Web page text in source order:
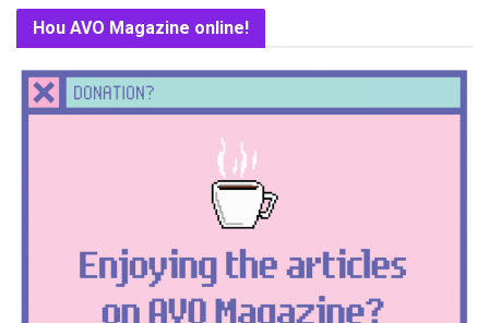
Hou AVO Magazine online!